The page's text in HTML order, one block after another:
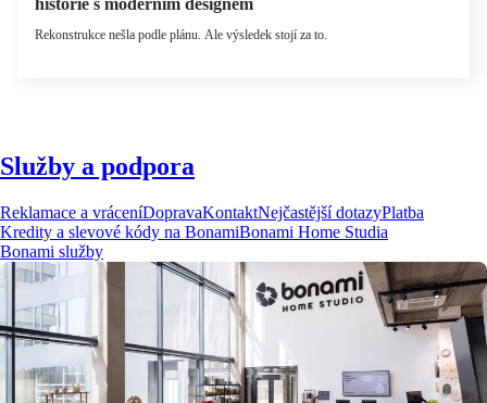
Rekonstrukce nešla podle plánu. Ale výsledek stojí za to.
Služby a podpora
Reklamace a vráceníDopravaKontaktNejčastější dotazyPlatba
Kredity a slevové kódy na BonamiBonami Home Studia
Bonami služby